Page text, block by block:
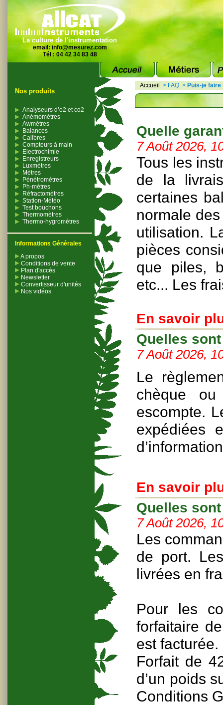
La culture de l'instrumentation
email: info@mesurez.com
Tél : 04 42 34 83 48
Nos produits
Analyseurs d’o2 et co2
Anémomètres
Awmètres
Balances
Calibres
Compteurs à main
Electrochimie
Enregistreurs
Luxmètres
Mètres
Pénétromètres
Ph-mètres
Réfractomètres
Station-Météo
Test bouchons
Thermomètres
Thermo-hygromètres
Informations Générales
A propos
Conditions de vente
Plan d'accès
Newsletter
Convertisseur d'unités
Nos vidéos
Accueil > FAQ > Puis-je
Quelle
7 Août 2026,
Tous les
de la
certaines
normale
utilisation.
pièces
que piles,
etc... Les
En savoir
Quelles
7 Août 2026,
Le
chèque
escompte.
expédiées
En savoir
Quelles
7 Août 2026,
Les
de port.
livrées en
Pour les
forfaitaire
est facturée.
Forfait de
d’un poids
Conditions